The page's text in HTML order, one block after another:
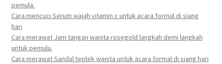
pemula.
Cara mencuci Serum wajah vitamin c untuk acara formal di siang
hari
Cara merawat Jam tangan wanita rosegold langkah demi langkah
untuk pemula.
Cara merawat Sandal teplek wanita untuk acara formal di siang hari